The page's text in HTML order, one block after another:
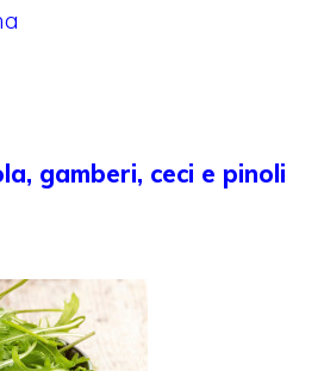
gamberi, ceci e pinoli